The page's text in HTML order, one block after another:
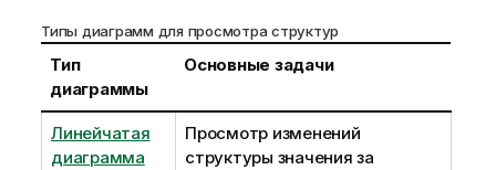
Типы диаграмм для просмотра структур
Тип
диаграммы
Основные задачи
Линейчатая
диаграмма
Просмотр изменений
структуры значения за